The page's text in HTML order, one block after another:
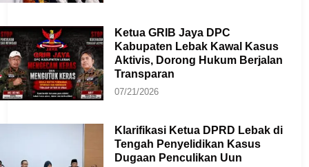
Ketua GRIB Jaya DPC
Kabupaten Lebak Kawal Kasus
Aktivis, Dorong Hukum Berjalan
Transparan
07/21/2026
Klarifikasi Ketua DPRD Lebak di
Tengah Penyelidikan Kasus
Dugaan Penculikan Uun